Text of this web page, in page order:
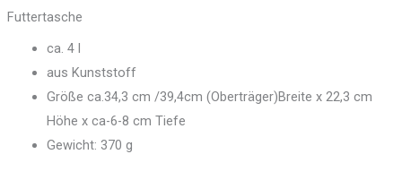
Futtertasche
ca. 4 l
aus Kunststoff
Größe ca.34,3 cm /39,4cm (Oberträger)Breite x 22,3 cm
Höhe x ca-6-8 cm Tiefe
Gewicht: 370 g